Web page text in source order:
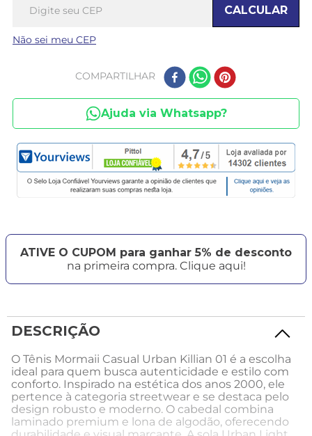
CALCULAR
Não sei meu CEP
COMPARTILHAR
Ajuda via Whatsapp?
ATIVE O CUPOM para ganhar 5% de desconto
na primeira compra. Clique aqui!
DESCRIÇÃO
O Tênis Mormaii Casual Urban Killian 01 é a escolha
ideal para quem busca autenticidade e estilo com
conforto. Inspirado na estética dos anos 2000, ele
pertence à categoria streetwear e se destaca pelo
design robusto e moderno. O cabedal combina
laminado premium e lona de algodão, oferecendo